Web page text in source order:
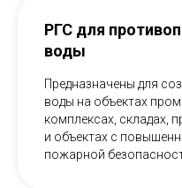
РГС для
воды
Предназначены для
воды на объектах
комплексах, складах,
и объектах с
пожарной